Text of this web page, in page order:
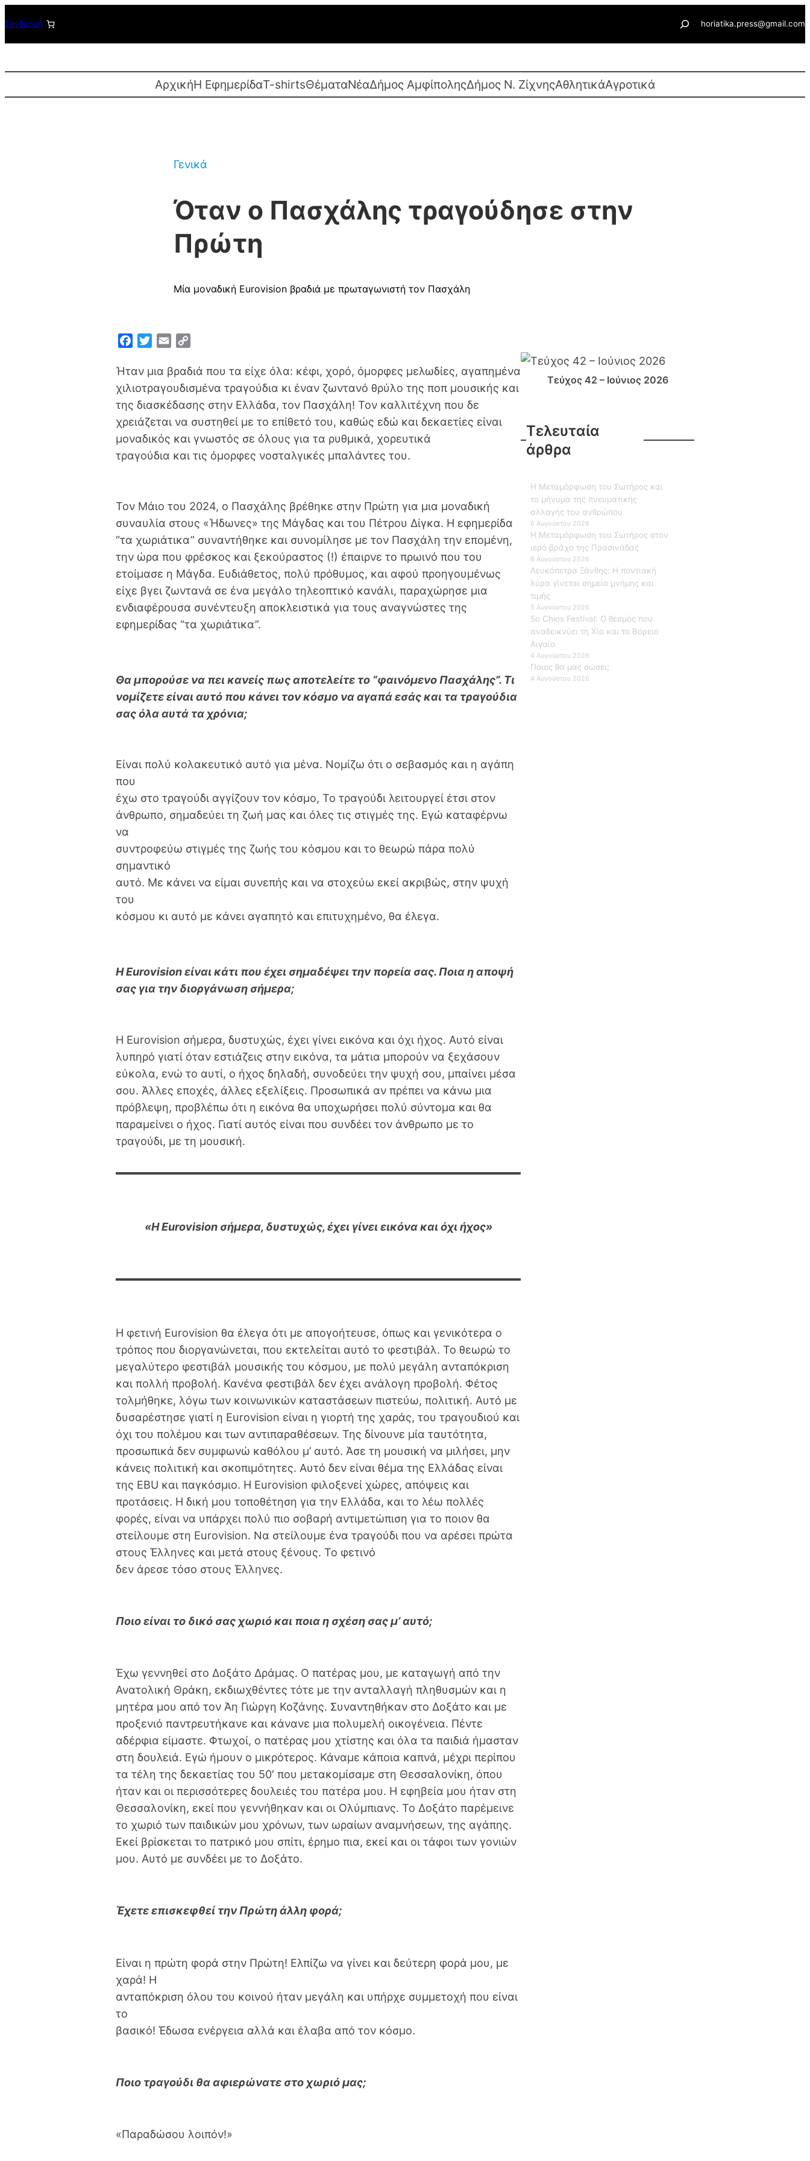
στο
περιεχόμενο
Συνδρομή Αναζήτησηhoriatika.press@gmail.com
ΑρχικήΗ ΕφημερίδαT-shirtsΘέματαΝέαΔήμος ΑμφίποληςΔήμος Ν. ΖίχνηςΑθλητικάΑγροτικά
Γενικά
Όταν ο Πασχάλης τραγούδησε στην
Πρώτη
Μία μοναδική Eurovision βραδιά με πρωταγωνιστή τον Πασχάλη
c
e
b
o
o
k
i
t
e
r
a
i
p
y
n
k
Ήταν μια βραδιά που τα είχε όλα: κέφι, χορό, όμορφες μελωδίες, αγαπημένα
χιλιοτραγουδισμένα τραγούδια κι έναν ζωντανό θρύλο της ποπ μουσικής και
της διασκέδασης στην Ελλάδα, τον Πασχάλη! Τον καλλιτέχνη που δε
χρειάζεται να συστηθεί με το επίθετό του, καθώς εδώ και δεκαετίες είναι
μοναδικός και γνωστός σε όλους για τα ρυθμικά, χορευτικά
τραγούδια και τις όμορφες νοσταλγικές μπαλάντες του.
Τον Μάιο του 2024, ο Πασχάλης βρέθηκε στην Πρώτη για μια μοναδική
συναυλία στους «Ήδωνες» της Μάγδας και του Πέτρου Δίγκα. Η εφημερίδα
“τα χωριάτικα” συναντήθηκε και συνομίλησε με τον Πασχάλη την επομένη,
την ώρα που φρέσκος και ξεκούραστος (!) έπαιρνε το πρωινό που του
ετοίμασε η Μάγδα. Ευδιάθετος, πολύ πρόθυμος, και αφού προηγουμένως
είχε βγει ζωντανά σε ένα μεγάλο τηλεοπτικό κανάλι, παραχώρησε μια
ενδιαφέρουσα συνέντευξη αποκλειστικά για τους αναγνώστες της
εφημερίδας “τα χωριάτικα”.
Θα μπορούσε να πει κανείς πως αποτελείτε το “φαινόμενο Πασχάλης”. Τι
νομίζετε είναι αυτό που κάνει τον κόσμο να αγαπά εσάς και τα τραγούδια
σας όλα αυτά τα χρόνια;
Είναι πολύ κολακευτικό αυτό για μένα. Νομίζω ότι ο σεβασμός και η αγάπη
που
έχω στο τραγούδι αγγίζουν τον κόσμο, Το τραγούδι λειτουργεί έτσι στον
άνθρωπο, σημαδεύει τη ζωή μας και όλες τις στιγμές της. Εγώ καταφέρνω
να
συντροφεύω στιγμές της ζωής του κόσμου και το θεωρώ πάρα πολύ
σημαντικό
αυτό. Με κάνει να είμαι συνεπής και να στοχεύω εκεί ακριβώς, στην ψυχή
του
κόσμου κι αυτό με κάνει αγαπητό και επιτυχημένο, θα έλεγα.
Η Eurovision είναι κάτι που έχει σημαδέψει την πορεία σας. Ποια η αποψή
σας για την διοργάνωση σήμερα;
Η Eurovision σήμερα, δυστυχώς, έχει γίνει εικόνα και όχι ήχος. Αυτό είναι
λυπηρό γιατί όταν εστιάζεις στην εικόνα, τα μάτια μπορούν να ξεχάσουν
εύκολα, ενώ το αυτί, ο ήχος δηλαδή, συνοδεύει την ψυχή σου, μπαίνει μέσα
σου. Άλλες εποχές, άλλες εξελίξεις. Προσωπικά αν πρέπει να κάνω μια
πρόβλεψη, προβλέπω ότι η εικόνα θα υποχωρήσει πολύ σύντομα και θα
παραμείνει ο ήχος. Γιατί αυτός είναι που συνδέει τον άνθρωπο με το
τραγούδι, με τη μουσική.
«Η Eurovision σήμερα, δυστυχώς, έχει γίνει εικόνα και όχι ήχος»
Η φετινή Eurovision θα έλεγα ότι με απογοήτευσε, όπως και γενικότερα ο
τρόπος που διοργανώνεται, που εκτελείται αυτό το φεστιβάλ. Το θεωρώ το
μεγαλύτερο φεστιβάλ μουσικής του κόσμου, με πολύ μεγάλη ανταπόκριση
και πολλή προβολή. Κανένα φεστιβάλ δεν έχει ανάλογη προβολή. Φέτος
τολμήθηκε, λόγω των κοινωνικών καταστάσεων πιστεύω, πολιτική. Αυτό με
δυσαρέστησε γιατί η Eurovision είναι η γιορτή της χαράς, του τραγουδιού και
όχι του πολέμου και των αντιπαραθέσεων. Της δίνουνε μία ταυτότητα,
προσωπικά δεν συμφωνώ καθόλου μ’ αυτό. Άσε τη μουσική να μιλήσει, μην
κάνεις πολιτική και σκοπιμότητες. Αυτό δεν είναι θέμα της Ελλάδας είναι
της EBU και παγκόσμιο. Η Eurovision φιλοξενεί χώρες, απόψεις και
προτάσεις. Η δική μου τοποθέτηση για την Ελλάδα, και το λέω πολλές
φορές, είναι να υπάρχει πολύ πιο σοβαρή αντιμετώπιση για το ποιον θα
στείλουμε στη Eurovision. Να στείλουμε ένα τραγούδι που να αρέσει πρώτα
στους Έλληνες και μετά στους ξένους. Το φετινό
δεν άρεσε τόσο στους Έλληνες.
Ποιο είναι το δικό σας χωριό και ποια η σχέση σας μ’ αυτό;
Έχω γεννηθεί στο Δοξάτο Δράμας. Ο πατέρας μου, με καταγωγή από την
Ανατολική Θράκη, εκδιωχθέντες τότε με την ανταλλαγή πληθυσμών και η
μητέρα μου από τον Άη Γιώργη Κοζάνης. Συναντηθήκαν στο Δοξάτο και με
προξενιό παντρευτήκανε και κάνανε μια πολυμελή οικογένεια. Πέντε
αδέρφια είμαστε. Φτωχοί, ο πατέρας μου χτίστης και όλα τα παιδιά ήμασταν
στη δουλειά. Εγώ ήμουν ο μικρότερος. Κάναμε κάποια καπνά, μέχρι περίπου
τα τέλη της δεκαετίας του 50′ που μετακομίσαμε στη Θεσσαλονίκη, όπου
ήταν και οι περισσότερες δουλειές του πατέρα μου. Η εφηβεία μου ήταν στη
Θεσσαλονίκη, εκεί που γεννήθηκαν και οι Ολύμπιανς. Το Δοξάτο παρέμεινε
το χωριό των παιδικών μου χρόνων, των ωραίων αναμνήσεων, της αγάπης.
Εκεί βρίσκεται το πατρικό μου σπίτι, έρημο πια, εκεί και οι τάφοι των γονιών
μου. Αυτό με συνδέει με το Δοξάτο.
Έχετε επισκεφθεί την Πρώτη άλλη φορά;
Είναι η πρώτη φορά στην Πρώτη! Ελπίζω να γίνει και δεύτερη φορά μου, με
χαρά! Η
ανταπόκριση όλου του κοινού ήταν μεγάλη και υπήρχε συμμετοχή που είναι
το
βασικό! Έδωσα ενέργεια αλλά και έλαβα από τον κόσμο.
Ποιο τραγούδι θα αφιερώνατε στο χωριό μας;
«Παραδώσου λοιπόν!»
Τεύχος 42 – Ιούνιος 2026
Τελευταία
άρθρα
Η Μεταμόρφωση του Σωτήρος και
το μήνυμα της πνευματικής
αλλαγής του ανθρώπου
6 Αυγούστου 2026
Η Μεταμόρφωση του Σωτήρος στον
ιερό βράχο της Πρασινάδας
6 Αυγούστου 2026
Λευκόπετρα Ξάνθης: Η ποντιακή
λύρα γίνεται σημείο μνήμης και
τιμής
5 Αυγούστου 2026
5ο Chios Festival: Ο θεσμός που
αναδεικνύει τη Χίο και το Βόρειο
Αιγαίο
4 Αυγούστου 2026
Ποιος θα μας σώσει;
4 Αυγούστου 2026